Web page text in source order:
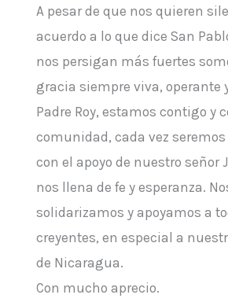
A pesar de que nos quieren
acuerdo a lo que dice San
nos persigan más fuertes
gracia siempre viva, operante
Padre Roy, estamos contigo y
comunidad, cada vez
con el apoyo de nuestro señor
nos llena de fe y esperanza.
solidarizamos y apoyamos a
creyentes, en especial a
de Nicaragua.
Con mucho aprecio.